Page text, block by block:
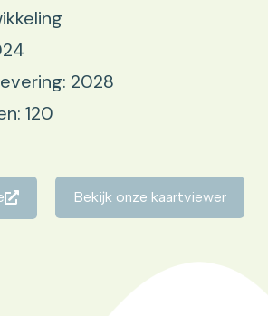
2028
120
Bekijk onze kaartviewer